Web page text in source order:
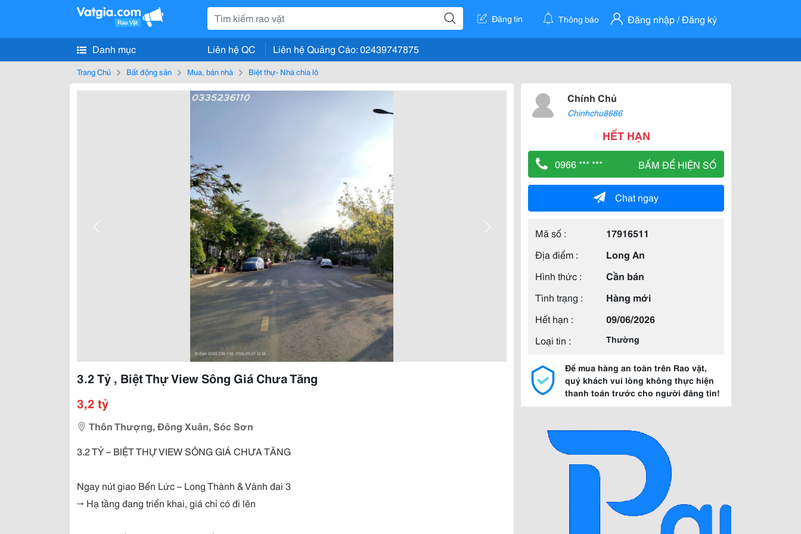
Đăng tin Thông báo Đăng nhập / Đăng ký
Danh mục Liên hệ QC Liên hệ Quảng Cáo: 02439747875
Trang Chủ Bất động sản Mua, bán nhà Biệt thự- Nhà chia lô
3.2 Tỷ , Biệt Thự View Sông Giá Chưa Tăng
3,2 tỷ
Thôn Thượng, Đông Xuân, Sóc Sơn
3.2 TỶ – BIỆT THỰ VIEW SÔNG GIÁ CHƯA TĂNG
Ngay nút giao Bến Lức – Long Thành & Vành đai 3
→ Hạ tầng đang triển khai, giá chỉ có đi lên
Chính Chủ
Chinhchu8686
HẾT HẠN
0966 *** *** BẤM ĐỂ HIỆN SỐ
Chat ngay
Mã số :
17916511
Địa điểm :
Long An
Hình thức :
Cần bán
Tình trạng :
Hàng mới
Hết hạn :
09/06/2026
Loại tin :
Thường
Để mua hàng an toàn trên Rao vặt,
quý khách vui lòng không thực hiện
thanh toán trước cho người đăng tin!